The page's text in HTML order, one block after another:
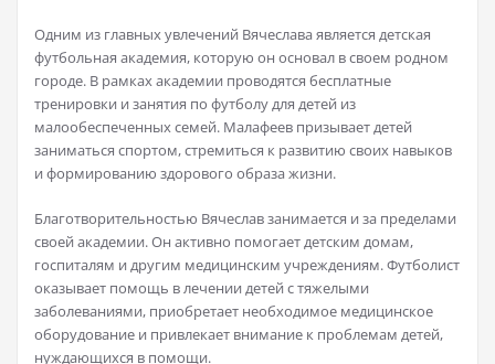
Одним из главных увлечений Вячеслава является детская
футбольная академия, которую он основал в своем родном
городе. В рамках академии проводятся бесплатные
тренировки и занятия по футболу для детей из
малообеспеченных семей. Малафеев призывает детей
заниматься спортом, стремиться к развитию своих навыков
и формированию здорового образа жизни.
Благотворительностью Вячеслав занимается и за пределами
своей академии. Он активно помогает детским домам,
госпиталям и другим медицинским учреждениям. Футболист
оказывает помощь в лечении детей с тяжелыми
заболеваниями, приобретает необходимое медицинское
оборудование и привлекает внимание к проблемам детей,
нуждающихся в помощи.